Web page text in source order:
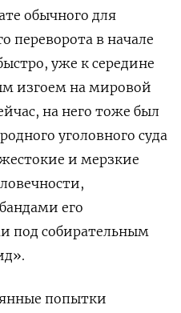
обычного для
переворота в начале
уже к середине
изгоем на мировой
на него тоже был
уголовного суда
и мерзкие
его
под собирательным
попытки